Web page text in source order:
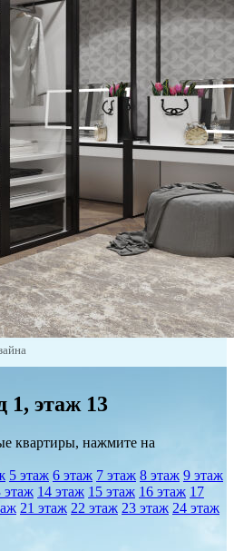
1, этаж 13
квартиры, нажмите на
5 этаж 6 этаж 7 этаж 8 этаж 9 этаж
этаж 14 этаж 15 этаж 16 этаж 17
21 этаж 22 этаж 23 этаж 24 этаж